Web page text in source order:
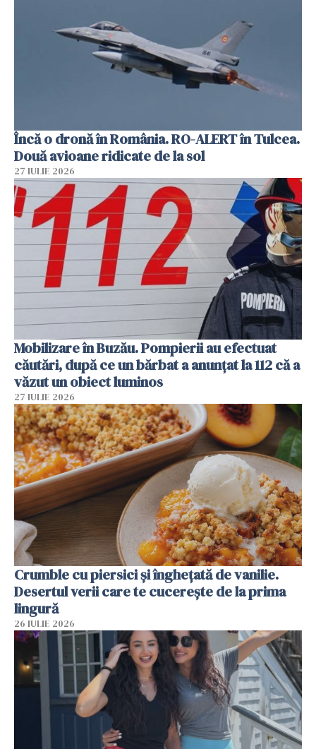
Încă o dronă în România. RO-ALERT în Tulcea.
Două avioane ridicate de la sol
27 IULIE 2026
Mobilizare în Buzău. Pompierii au efectuat
căutări, după ce un bărbat a anunțat la 112 că a
văzut un obiect luminos
27 IULIE 2026
Crumble cu piersici și înghețată de vanilie.
Desertul verii care te cucerește de la prima
lingură
26 IULIE 2026